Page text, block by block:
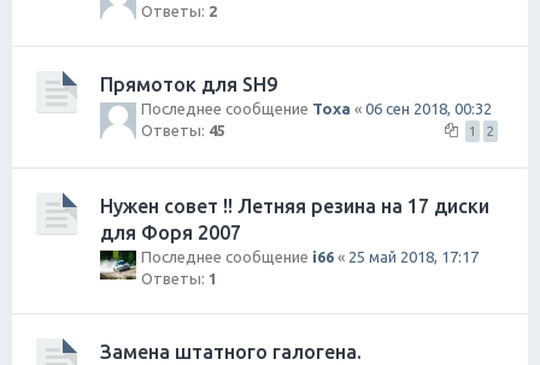
Ответы: 2
Прямоток для SH9
Последнее сообщение Toxa « 06 сен 2018, 00:32
Ответы: 45 1 2
Нужен совет !! Летняя резина на 17 диски
для Форя 2007
Последнее сообщение i66 « 25 май 2018, 17:17
Ответы: 1
Замена штатного галогена.